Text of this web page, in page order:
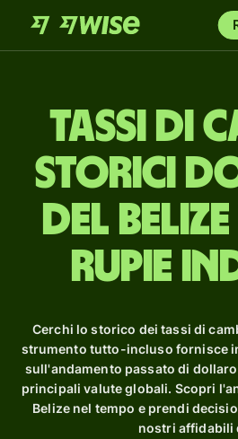
Tassi di
storici
del
rupie
Cerchi lo storico dei tassi di
strumento tutto-incluso fornisce
sull'andamento passato di
principali valute globali. Scopri
Belize nel tempo e prendi
nostri affidabili